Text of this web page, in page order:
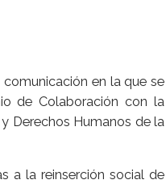
en la que se
de Colaboración con la
Derechos Humanos de la
a la reinserción social de